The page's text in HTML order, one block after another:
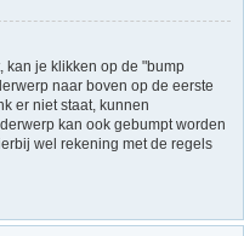
kan je klikken op de "bump
naar boven op de eerste
er niet staat, kunnen
kan ook gebumpt worden
wel rekening met de regels